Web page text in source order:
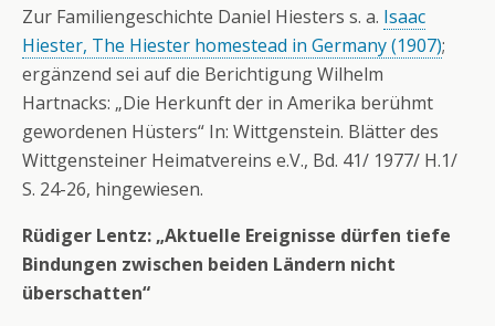
Zur Familiengeschichte Daniel Hiesters s. a. Isaac
Hiester, The Hiester homestead in Germany (1907);
ergänzend sei auf die Berichtigung Wilhelm
Hartnacks: „Die Herkunft der in Amerika berühmt
gewordenen Hüsters“ In: Wittgenstein. Blätter des
Wittgensteiner Heimatvereins e.V., Bd. 41/ 1977/ H.1/
S. 24-26, hingewiesen.
Rüdiger Lentz: „Aktuelle Ereignisse dürfen tiefe
Bindungen zwischen beiden Ländern nicht
überschatten“